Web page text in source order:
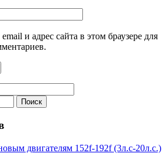
и адрес сайта в этом браузере для
Поиск
двигателям 152f-192f (3л.с-20л.с.)